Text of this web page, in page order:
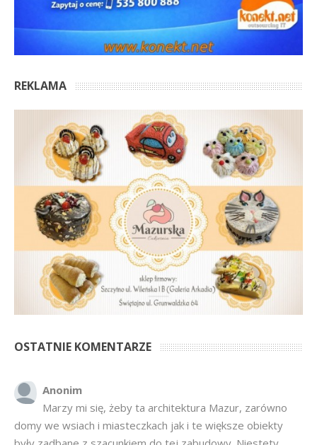
REKLAMA
OSTATNIE KOMENTARZE
Anonim
Marzy mi się, żeby ta architektura Mazur, zarówno
domy we wsiach i miasteczkach jak i te większe obiekty